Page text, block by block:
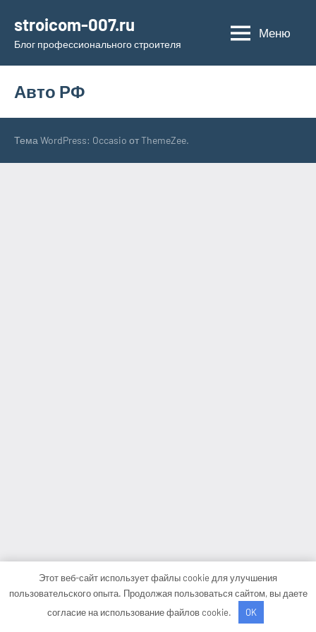
содержимому
stroicom-007.ru
Блог профессионального строителя
Меню
Авто РФ
Тема WordPress: Occasio от ThemeZee.
Этот веб-сайт использует файлы cookie для улучшения
пользовательского опыта. Продолжая пользоваться сайтом, вы даете
согласие на использование файлов cookie.
OK